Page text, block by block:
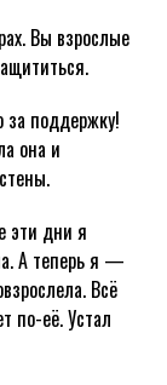
Вы взрослые
за поддержку!
она и
эти дни я
А теперь я —
Всё
по-её. Устал